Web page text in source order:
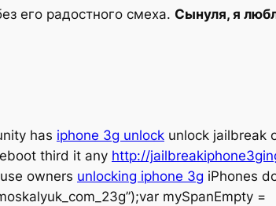
его радостного смеха. Сынуля, я
has iphone 3g unlock unlock jailbreak
third it any http://
owners unlocking iphone 3g iPhones
mySpanEmpty =